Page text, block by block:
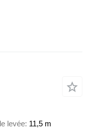
levée 11,5 m